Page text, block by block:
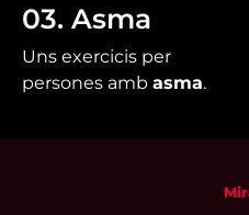
03. Asma
Uns exercicis per
persones amb asma.